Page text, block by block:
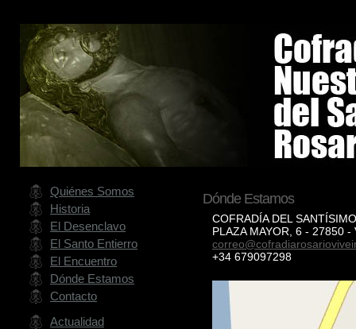
Dónde Estamos
COFRADÍA DEL
PLAZA MAYOR, 6 - 27850 -
+34 679097298
Quiénes Somos
Historia
El Desenclavo
El Santo Entierro
El Encuentro
Dónde Estamos
Contacto
Actualidad